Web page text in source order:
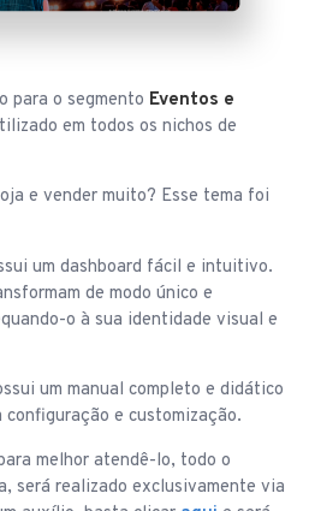
para o segmento Eventos e
em todos os nichos de
e vender muito? Esse tema foi
um dashboard fácil e intuitivo.
de modo único e
o à sua identidade visual e
um manual completo e didático
e customização.
melhor atendê-lo, todo o
será realizado exclusivamente via